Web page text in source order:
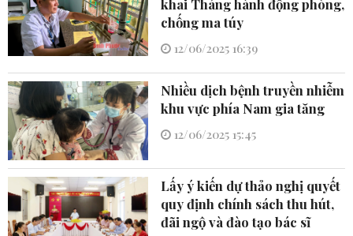
khai Tháng hành động phòng,
chống ma túy
12/06/2025 16:39
Nhiều dịch bệnh truyền nhiễm
khu vực phía Nam gia tăng
12/06/2025 15:45
Lấy ý kiến dự thảo nghị quyết
quy định chính sách thu hút,
đãi ngộ và đào tạo bác sĩ